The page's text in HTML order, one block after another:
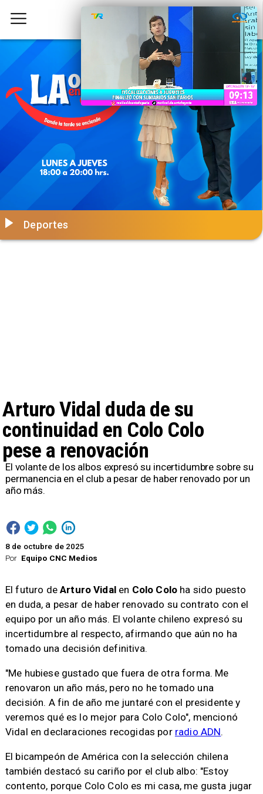
Por Equipo CNC Medios
Arturo Vidal duda de su
continuidad en Colo Colo
pese a renovación
Deportes
8 de octubre de 2025
El volante de los albos expresó su incertidumbre sobre su
permanencia en el club a pesar de haber renovado por un
año más.
El futuro deArturo Vidalen Colo Colo ha sido puesto
en duda, a pesar de haber renovado su contrato con el
equipo por un año más. El volante chileno expresó su
incertidumbre al respecto, afirmando que aún no ha
tomado una decisión definitiva.
"Me hubiese gustado que fuera de otra forma. Me
renovaron un año más, pero no he tomado una
decisión. A fin de año me juntaré con el presidente y
veremos qué es lo mejor para Colo Colo", mencionó
Vidal en declaraciones recogidas por radio ADN.
El bicampeón de América con la selección chilena
también destacó su cariño por el club albo: "Estoy
contento, porque Colo Colo es mi casa, me gusta jugar